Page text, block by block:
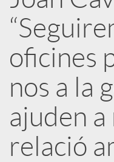
s
r
t
i
r
oficines
nos a la
ajuden
relació